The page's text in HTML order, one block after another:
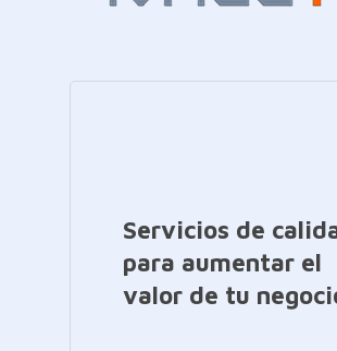
Servicios de
para aumentar el
valor de tu